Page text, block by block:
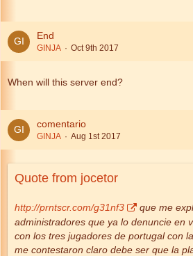
End
GINJA Oct 9th 2017
When will this server end?
comentario
GINJA Aug 1st 2017
Quote from jocetor
http://prntscr.com/g31nf3
que me
administradores que ya lo denuncie en
con los tres jugadores de portugal con
me contestaron claro debe ser que la